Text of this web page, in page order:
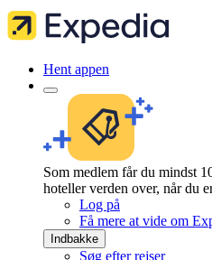
Hent appen
Som medlem får du mindst
hoteller verden over, når du
Log på
Få mere at vide om
Indbakke
Søg efter rejser